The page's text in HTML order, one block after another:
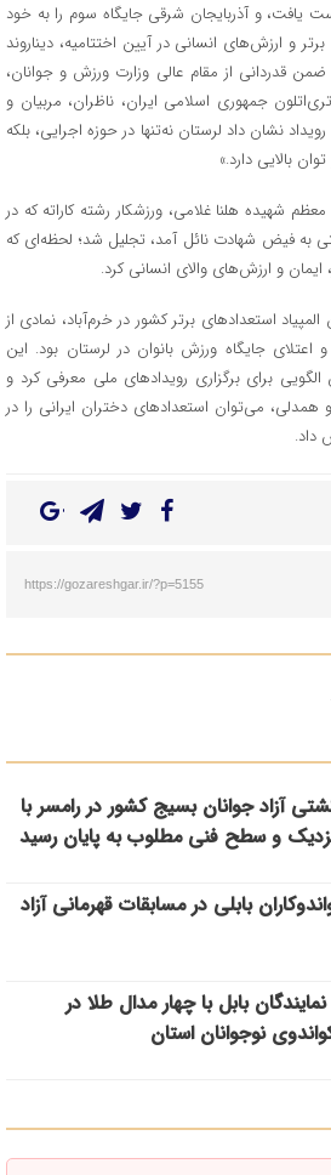
یافت، و آذربایجان شرقی جایگاه سوم را به خود
و ارزش‌های انسانی در آیین اختتامیه، دیناروند
قدردانی از مقام عالی وزارت ورزش و جوانان،
جمهوری اسلامی ایران، ناظران، مربیان و
نشان داد لرستان نه‌تنها در حوزه اجرایی، بلکه
بالایی دارد.»
شهیده هلنا غلامی، ورزشکار رشته کاراته که در
به فیض شهادت نائل آمد، تجلیل شد؛ لحظه‌ای که
ایمان و ارزش‌های والای انسانی کرد.
استعدادهای برتر کشور در خرم‌آباد، نمادی از
اعتلای جایگاه ورزش بانوان در لرستان بود. این
الگویی برای برگزاری رویدادهای ملی معرفی کرد و
همدلی، می‌توان استعدادهای دختران ایرانی را در
داد.
https://gozareshgar.ir/?p=5155
آزاد جوانان بسیج کشور در رامسر با
و سطح فنی مطلوب به پایان رسید
بابلی در مسابقات قهرمانی آزاد
بابل با چهار مدال طلا در
نوجوانان استان